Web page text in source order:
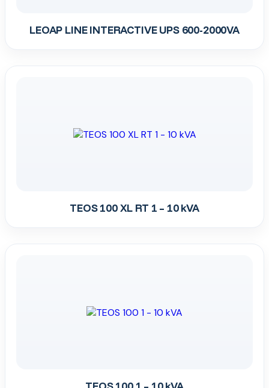
LEOAP LINE INTERACTIVE UPS 600-2000VA
TEOS 100 XL RT 1 – 10 kVA